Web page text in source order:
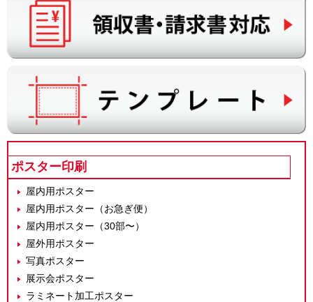
ポスター印刷
屋内用ポスター
屋内用ポスター（お急ぎ便）
屋内用ポスター（30部〜）
屋外用ポスター
写真ポスター
展示会ポスター
ラミネート加工ポスター